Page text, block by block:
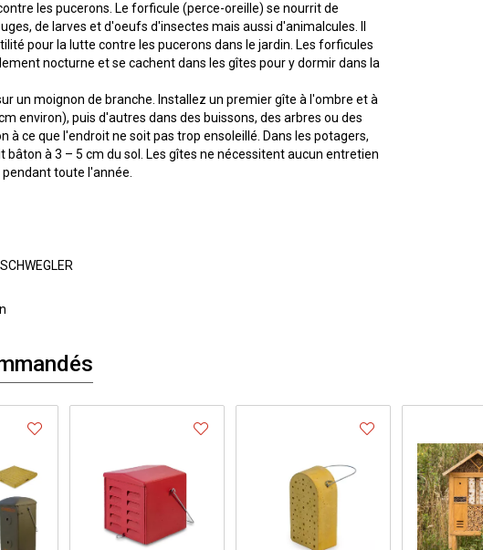
les pucerons. Le forficule (perce-oreille) se nourrit de
de larves et d'oeufs d'insectes mais aussi d'animalcules. Il
pour la lutte contre les pucerons dans le jardin. Les forficules
nocturne et se cachent dans les gîtes pour y dormir dans la
un moignon de branche. Installez un premier gîte à l'ombre et à
environ), puis d'autres dans des buissons, des arbres ou des
à ce que l'endroit ne soit pas trop ensoleillé. Dans les potagers,
bâton à 3 – 5 cm du sol. Les gîtes ne nécessitent aucun entretien
toute l'année.